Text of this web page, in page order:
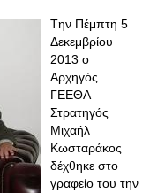
Tην Πέμπτη 5
Δεκεμβρίου
2013 ο
Αρχηγός
ΓΕΕΘΑ
Στρατηγός
Μιχαήλ
Κωσταράκος
δέχθηκε στο
γραφείο του την